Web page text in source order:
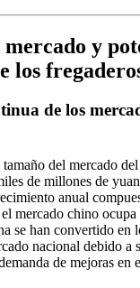
y
los
de los
del mercado
de millones de
anual
mercado chino
se han convertido en
nacional debido a
de mejoras en